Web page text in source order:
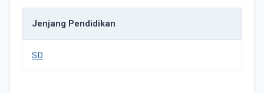
Jenjang Pendidikan
SD